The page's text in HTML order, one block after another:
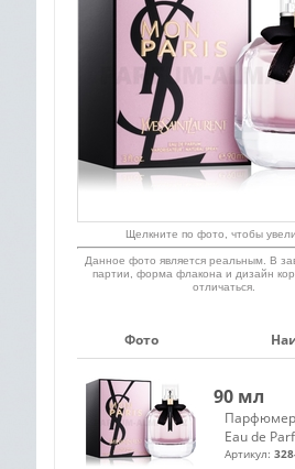
Щелкните по фото, чтобы
Данное фото является реальным. В
партии, форма флакона и дизайн
отличаться.
Фото
90 мл
Eau de
Артикул: